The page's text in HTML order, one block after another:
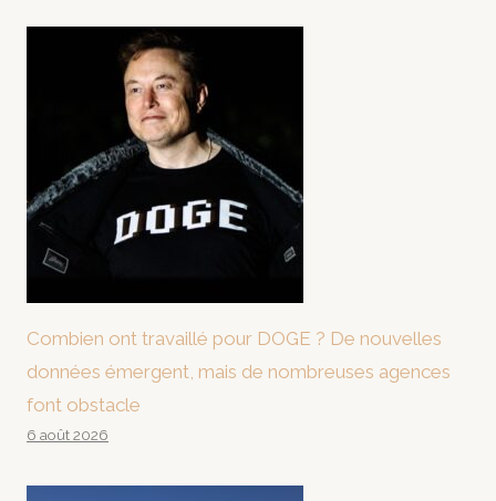
Combien ont travaillé pour DOGE ? De nouvelles
données émergent, mais de nombreuses agences
font obstacle
6 août 2026